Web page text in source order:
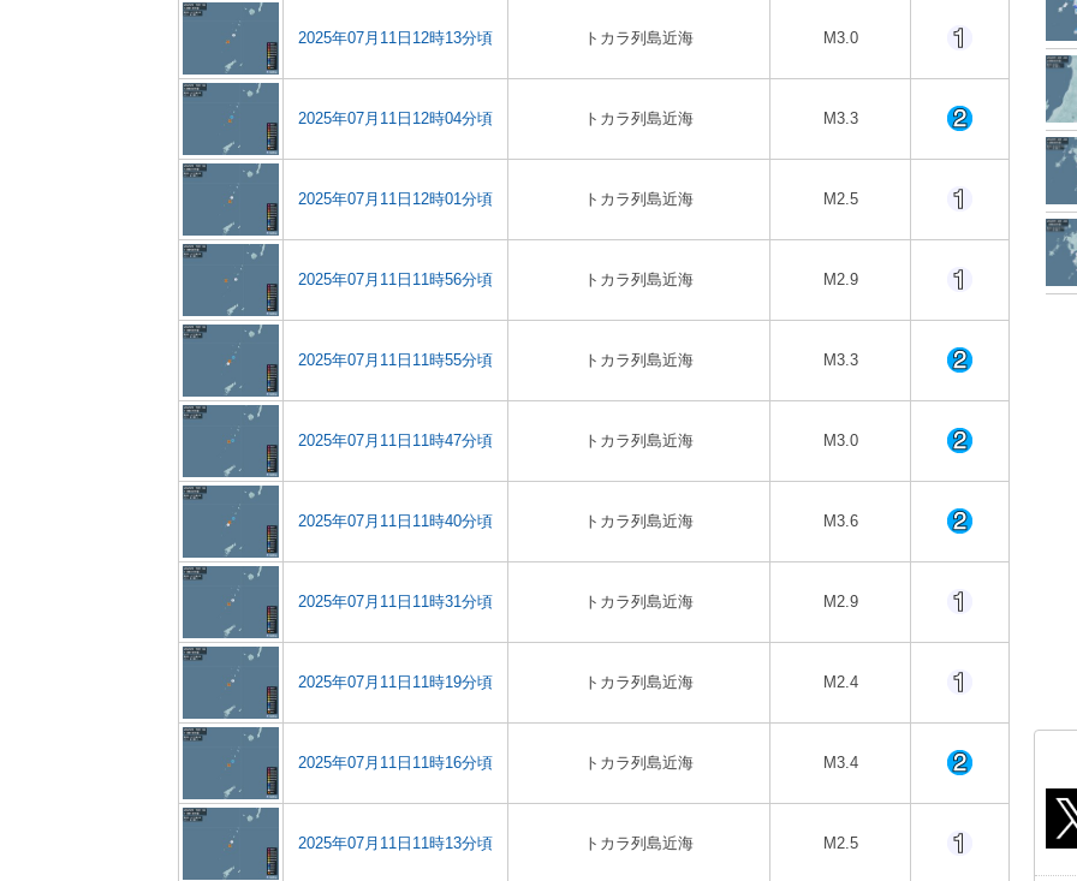
2025年07月11日12時13分頃 トカラ列島近海 M3.0
2025年07月11日12時04分頃 トカラ列島近海 M3.3
2025年07月11日12時01分頃 トカラ列島近海 M2.5
2025年07月11日11時56分頃 トカラ列島近海 M2.9
2025年07月11日11時55分頃 トカラ列島近海 M3.3
2025年07月11日11時47分頃 トカラ列島近海 M3.0
2025年07月11日11時40分頃 トカラ列島近海 M3.6
2025年07月11日11時31分頃 トカラ列島近海 M2.9
2025年07月11日11時19分頃 トカラ列島近海 M2.4
2025年07月11日11時16分頃 トカラ列島近海 M3.4
2025年07月11日11時13分頃 トカラ列島近海 M2.5